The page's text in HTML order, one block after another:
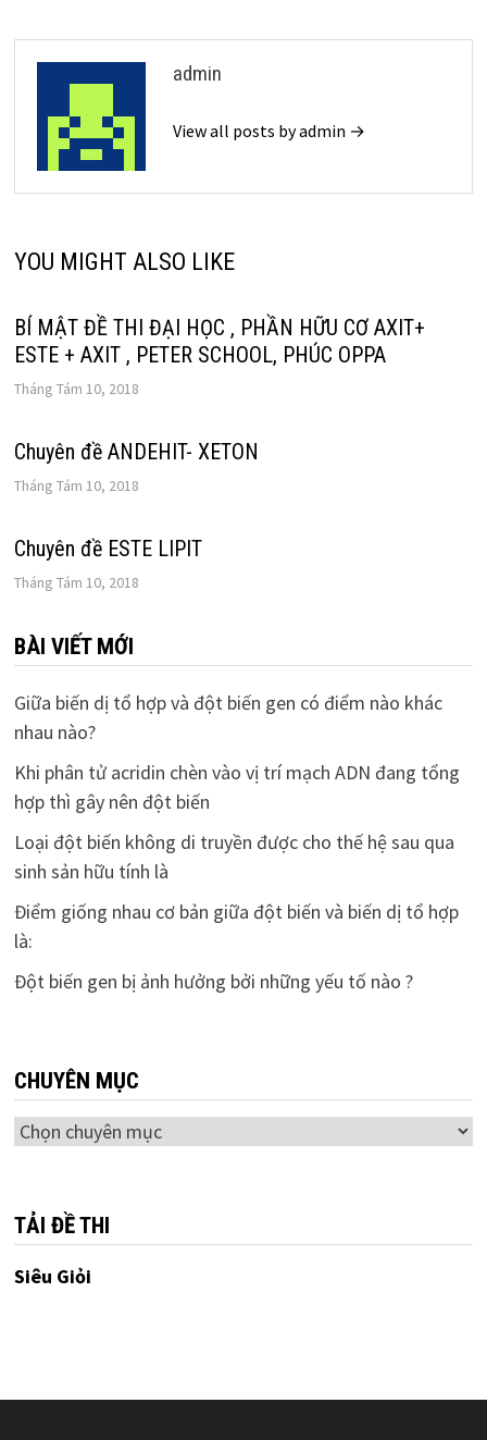
admin
View all posts by admin →
YOU MIGHT ALSO LIKE
BÍ MẬT ĐỀ THI ĐẠI HỌC , PHẦN HỮU CƠ AXIT+
ESTE + AXIT , PETER SCHOOL, PHÚC OPPA
Tháng Tám 10, 2018
Chuyên đề ANDEHIT- XETON
Tháng Tám 10, 2018
Chuyên đề ESTE LIPIT
Tháng Tám 10, 2018
BÀI VIẾT MỚI
Giữa biến dị tổ hợp và đột biến gen có điểm nào khác
nhau nào?
Khi phân tử acridin chèn vào vị trí mạch ADN đang tổng
hợp thì gây nên đột biến
Loại đột biến không di truyền được cho thế hệ sau qua
sinh sản hữu tính là
Điểm giống nhau cơ bản giữa đột biến và biến dị tổ hợp
là:
Đột biến gen bị ảnh hưởng bởi những yếu tố nào ?
CHUYÊN MỤC
Chuyên
TẢI ĐỀ THI
Siêu Giỏi